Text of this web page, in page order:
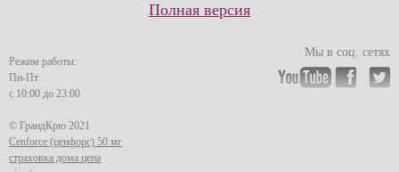
Полная версия
Режим работы:
Пн-Пт
с 10:00 до 23:00
© ГрандКрю 2021
Cenforce (ценфорс) 50 мг
страховка дома цена
Мы в соц. сетях